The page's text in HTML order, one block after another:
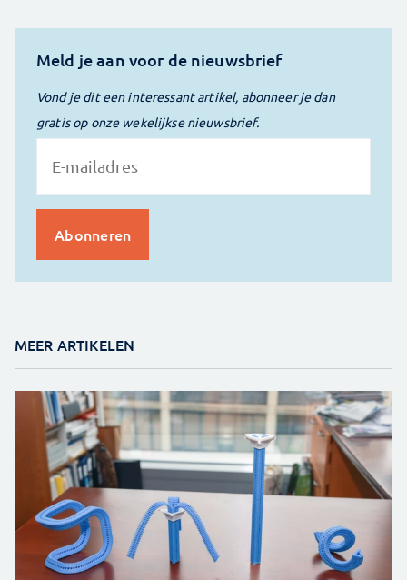
Meld je aan voor de nieuwsbrief
Vond je dit een interessant artikel, abonneer je dan
gratis op onze wekelijkse nieuwsbrief.
MEER ARTIKELEN